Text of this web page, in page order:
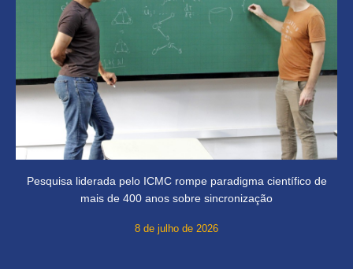
Pesquisa liderada pelo ICMC rompe paradigma científico de
mais de 400 anos sobre sincronização
8 de julho de 2026